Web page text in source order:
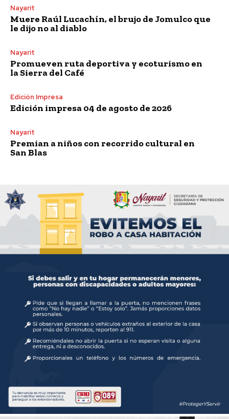
Nayarit
Muere Raúl Lucachín, el brujo de Jomulco que
le dijo no al diablo
Nayarit
Promueven ruta deportiva y ecoturismo en
la Sierra del Café
Edición Impresa
Edición impresa 04 de agosto de 2026
Nayarit
Premian a niños con recorrido cultural en
San Blas